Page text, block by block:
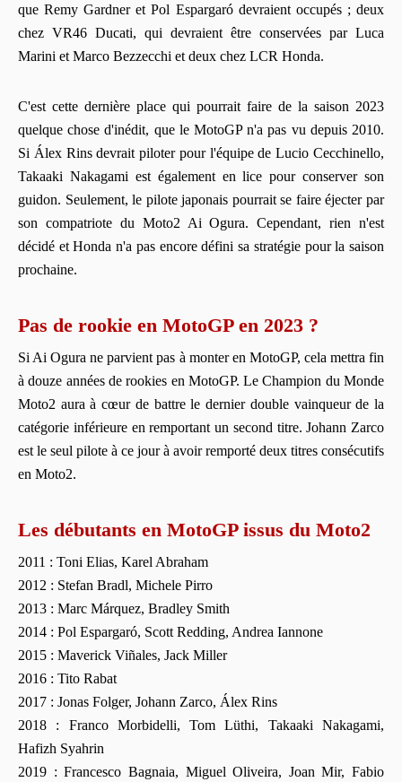
que Remy Gardner et Pol Espargaró devraient occupés ; deux
chez VR46 Ducati, qui devraient être conservées par Luca
Marini et Marco Bezzecchi et deux chez LCR Honda.
C'est cette dernière place qui pourrait faire de la saison 2023
quelque chose d'inédit, que le MotoGP n'a pas vu depuis 2010.
Si Álex Rins devrait piloter pour l'équipe de Lucio Cecchinello,
Takaaki Nakagami est également en lice pour conserver son
guidon. Seulement, le pilote japonais pourrait se faire éjecter par
son compatriote du Moto2 Ai Ogura. Cependant, rien n'est
décidé et Honda n'a pas encore défini sa stratégie pour la saison
prochaine.
Pas de rookie en MotoGP en 2023 ?
Si Ai Ogura ne parvient pas à monter en MotoGP, cela mettra fin
à douze années de rookies en MotoGP. Le Champion du Monde
Moto2 aura à cœur de battre le dernier double vainqueur de la
catégorie inférieure en remportant un second titre. Johann Zarco
est le seul pilote à ce jour à avoir remporté deux titres consécutifs
en Moto2.
Les débutants en MotoGP issus du Moto2
2011 : Toni Elias, Karel Abraham
2012 : Stefan Bradl, Michele Pirro
2013 : Marc Márquez, Bradley Smith
2014 : Pol Espargaró, Scott Redding, Andrea Iannone
2015 : Maverick Viñales, Jack Miller
2016 : Tito Rabat
2017 : Jonas Folger, Johann Zarco, Álex Rins
2018 : Franco Morbidelli, Tom Lüthi, Takaaki Nakagami,
Hafizh Syahrin
2019 : Francesco Bagnaia, Miguel Oliveira, Joan Mir, Fabio